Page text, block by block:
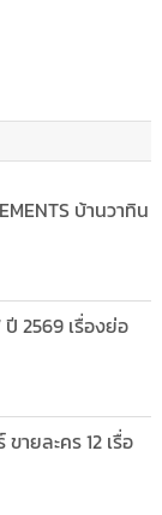
บ้านวาทิน
2569 เรื่องย่อ
ายละคร 12 เรื่อ